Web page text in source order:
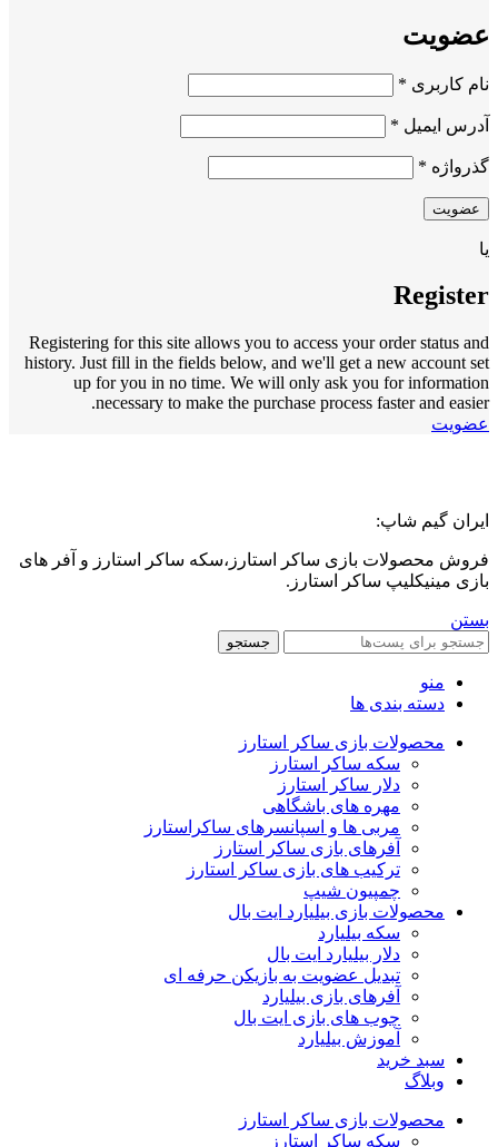
عضویت
نام کاربری *
آدرس ایمیل *
گذرواژه *
عضویت
یا
Register
Registering for this site allows you to access your order status and
history. Just fill in the fields below, and we'll get a new account set
up for you in no time. We will only ask you for information
necessary to make the purchase process faster and easier.
عضویت
ایران گیم شاپ:
فروش محصولات بازی ساکر استارز،سکه ساکر استارز و آفر های
بازی مینیکلیپ ساکر استارز.
بستن
جستجو
منو
دسته بندی ها
محصولات بازی ساکر استارز
سکه ساکر استارز
دلار ساکر استارز
مهره های باشگاهی
مربی ها و اسپانسرهای ساکراستارز
آفرهای بازی ساکر استارز
ترکیب های بازی ساکر استارز
چمپیون شیپ
محصولات بازی بیلیارد ایت بال
سکه بیلیارد
دلار بیلیارد ایت بال
تبدیل عضویت به بازیکن حرفه ای
آفرهای بازی بیلیارد
چوب های بازی ایت بال
آموزش بیلیارد
سبد خرید
وبلاگ
محصولات بازی ساکر استارز
سکه ساکر استارز